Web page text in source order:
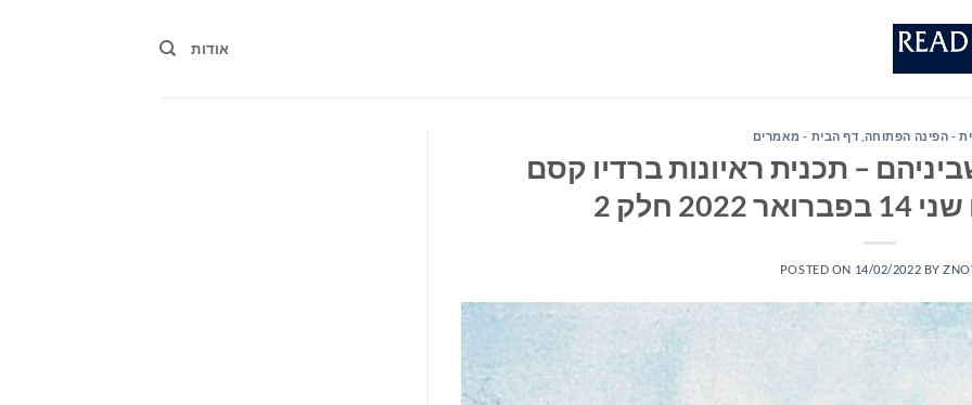
אודות
- הפינה הפתוחה דף הבית - מאמרים
– תכנית ראיונות ברדיו קסם
POSTED ON 14/02/2022 BY